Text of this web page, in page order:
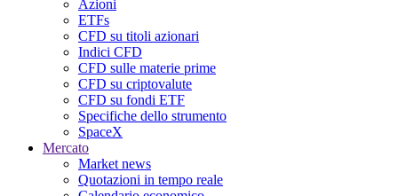
Azioni
ETFs
CFD su titoli azionari
Indici CFD
CFD sulle materie prime
CFD su criptovalute
CFD su fondi ETF
Specifiche dello strumento
SpaceX
Mercato
Market news
Quotazioni in tempo reale